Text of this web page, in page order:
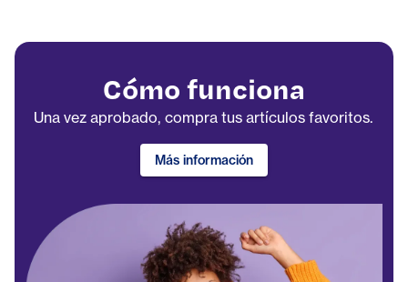
Cómo funciona
Una vez aprobado, compra tus artículos favoritos.
Más información